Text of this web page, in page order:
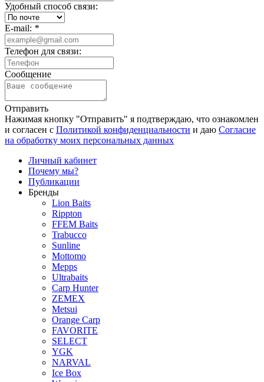
Удобный способ связи:
E-mail: *
Телефон для связи:
Сообщение
Отправить
Нажимая кнопку "Отправить" я подтверждаю, что ознакомлен
и согласен с Политикой конфиденциальности и даю Согласие
на обработку моих персональных данных
Личный кабинет
Почему мы?
Публикации
Бренды
Lion Baits
Rippton
FFEM Baits
Trabucco
Sunline
Mottomo
Mepps
Ultrabaits
Carp Hunter
ZEMEX
Metsui
Orange Carp
FAVORITE
SELECT
YGK
NARVAL
Ice Box